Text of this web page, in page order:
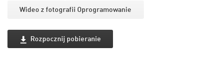
Wideo z fotografii Oprogramowanie
Rozpocznij pobieranie